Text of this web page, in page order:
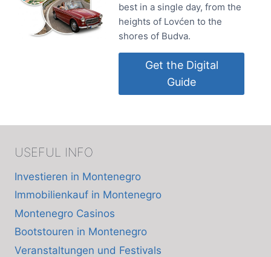
best in a single day, from the
heights of Lovćen to the
shores of Budva.
Get the Digital
Guide
USEFUL INFO
Investieren in Montenegro
Immobilienkauf in Montenegro
Montenegro Casinos
Bootstouren in Montenegro
Veranstaltungen und Festivals